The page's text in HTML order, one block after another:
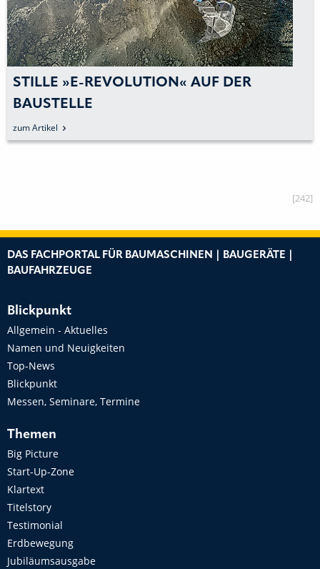
STILLE »E-REVOLUTION« AUF DER
BAUSTELLE
zum Artikel
[242]
DAS FACHPORTAL FÜR BAUMASCHINEN | BAUGERÄTE |
BAUFAHRZEUGE
Blickpunkt
Allgemein - Aktuelles
Namen und Neuigkeiten
Top-News
Blickpunkt
Messen, Seminare, Termine
Themen
Big Picture
Start-Up-Zone
Klartext
Titelstory
Testimonial
Erdbewegung
Jubiläumsausgabe